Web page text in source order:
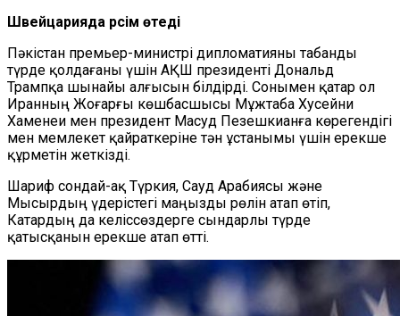
Швейцарияда рәсім өтеді
Пәкістан премьер-министрі дипломатияны табанды
түрде қолдағаны үшін АҚШ президенті Дональд
Трампқа шынайы алғысын білдірді. Сонымен қатар ол
Иранның Жоғарғы көшбасшысы Мұжтаба Хусейни
Хаменеи мен президент Масуд Пезешкианға көрегендігі
мен мемлекет қайраткеріне тән ұстанымы үшін ерекше
құрметін жеткізді.
Шариф сондай-ақ Түркия, Сауд Арабиясы және
Мысырдың үдерістегі маңызды рөлін атап өтіп,
Катардың да келіссөздерге сындарлы түрде
қатысқанын ерекше атап өтті.